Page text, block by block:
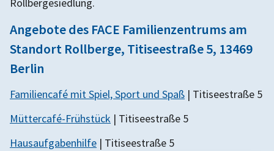
Rollbergesiedlung.
Angebote des FACE Familienzentrums am
Standort Rollberge, Titiseestraße 5, 13469
Berlin
Familiencafé mit Spiel, Sport und Spaß | Titiseestraße 5
Müttercafé-Frühstück | Titiseestraße 5
Hausaufgabenhilfe | Titiseestraße 5